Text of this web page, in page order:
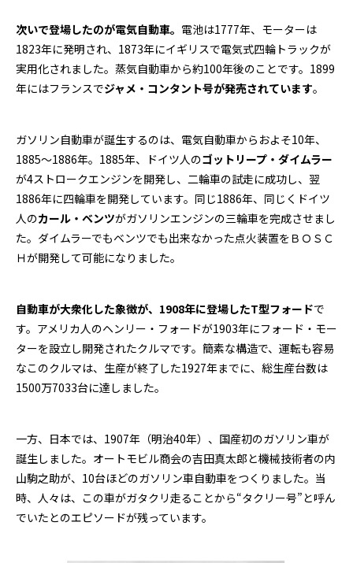
次いで登場したのが電気自動車。 電池は1777年、モーターは
1823年に発明され、1873年にイギリスで電気式四輪トラックが
実用化されました。蒸気自動車から約100年後のことです。1899
年にはフランスでジャメ・コンタント号が発売されています。
ガソリン自動車が誕生するのは、電気自動車からおよそ10年、
1885～1886年。1885年、ドイツ人のゴットリープ・ダイムラー
が4ストロークエンジンを開発し、二輪車の試走に成功し、翌
1886年に四輪車を開発しています。同じ1886年、同じくドイツ
人のカール・ベンツがガソリンエンジンの三輪車を完成させまし
た。ダイムラーでもベンツでも出来なかった点火装置をＢＯＳＣ
Ｈが開発して可能になりました。
自動車が大衆化した象徴が、1908年に登場したT型フォードで
す。アメリカ人のヘンリー・フォードが1903年にフォード・モー
ターを設立し開発されたクルマです。簡素な構造で、運転も容易
なこのクルマは、生産が終了した1927年までに、総生産台数は
1500万7033台に達しました。
一方、日本では、1907年（明治40年）、国産初のガソリン車が
誕生しました。オートモビル商会の吉田真太郎と機械技術者の内
山駒之助が、10台ほどのガソリン車自動車をつくりました。当
時、人々は、この車がガタクリ走ることから“タクリー号”と呼ん
でいたとのエピソードが残っています。